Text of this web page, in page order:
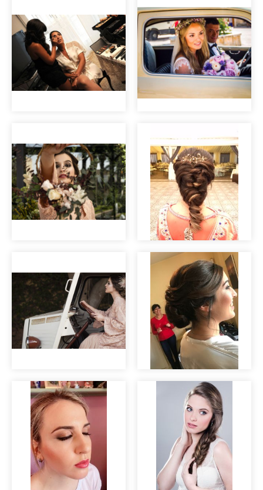
Vincent&Ella
Editorial Vincent &
Ella
Maquillaje de
novia
"Clara".
Editorial nupcial
"Clara".
Pruebas de novia